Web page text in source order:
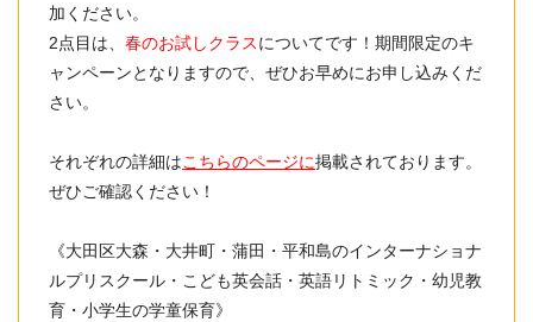
加ください。
2点目は、 春のお試しクラスについてです！期間限定のキ
ャンペーンとなりますので、ぜひお早めにお申し込みくだ
さい。
それぞれの詳細はこちらのページに掲載されております。
ぜひご確認ください！
《大田区大森・大井町・蒲田・平和島のインターナショナ
ルプリスクール・こども英会話・英語リトミック・幼児教
育・小学生の学童保育》